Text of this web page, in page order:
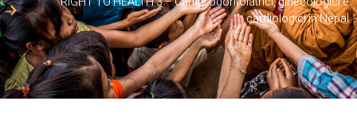
cardiologici in Nepal